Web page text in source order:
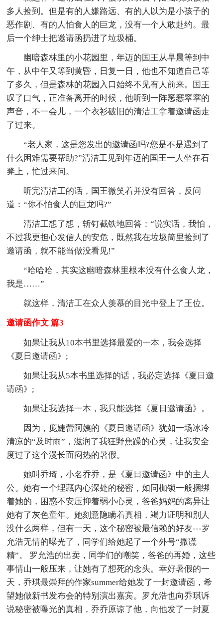
多人捡到。但是有的人嫌路远、有的人以为是小孩子的
恶作剧、有的人怕食人的巨龙，没有一个人敢赴约。最
后一个绅士把邀请函扔进了垃圾桶。
幽暗森林里的小花园里，年迈的国王从早晨等到中
午，从中午又等到黄昏，日复一日，他也不知道自己等
了多久，但是森林的花园入口始终不见有人前来。国王
叹了口气，正准备离开的时候，他听到一阵窸窸窣窣的
声音，不一会儿，一个衣衫破旧的清洁工拿着邀请函走
了过来。
“老人家，这是您发出的邀请函吗?您是不是遇到了
什么困难需要帮助?”清洁工见到年迈的国王一人坐在石
凳上，忙过来问。
听完清洁工的话，国王微笑着并没有回答，反问
道：“你不怕食人的巨龙吗?”
清洁工想了想，斩钉截铁地回答：“说实话，我怕，
不过我更担心发信人的安危，既然我在垃圾筒里捡到了
邀请函，就不能当做没看见!”
“哈哈哈，其实这幽暗森林里根本没有什么食人龙，
我是……”
就这样，清洁工在众人羡慕的目光中登上了王位。
邀请函作文 篇3
如果让我从10本书里选择最爱的一本，我会选择
《夏日邀请函》;
如果让我从5本书里选择的话，我必定选择《夏日邀
请函》;
如果让我选择一本，我只能选择《夏日邀请函》。
因为，庞婕蕾阿姨的《夏日邀请函》犹如一场冰冷
清凉的“及时雨”，滋润了我狂野焦躁的心灵，让我安全
度过了这个漫长而闷热的暑假。
她叫乔琦，小名乔乔，是《夏日邀请函》中的主人
公。她有一个埋藏内心深处的秘密，如同枷锁一般捆绑
着她的，困惑不安压抑着弱小心灵，爸爸妈妈的离异让
她有了灰色童年。她刻意隐瞒着真相，竭力证明和别人
没什么两样，但有一天，这个秘密被最信赖的好友---罗
允浩无情的曝光了，同学们给她起了一个外号“撒谎
精”。 罗允浩的出卖，同学们的嘲笑，爸爸的再婚，这些
事情山一般压来，让她有了想死的念头。幸好暑假的一
天，乔琪最崇拜的作家summer给她发了一封邀请函，希
望她做新书发布会的特别演出嘉宾。罗允浩也向乔琪诉
说秘密被曝光的真相，乔乔原谅了他，向他发了一封夏